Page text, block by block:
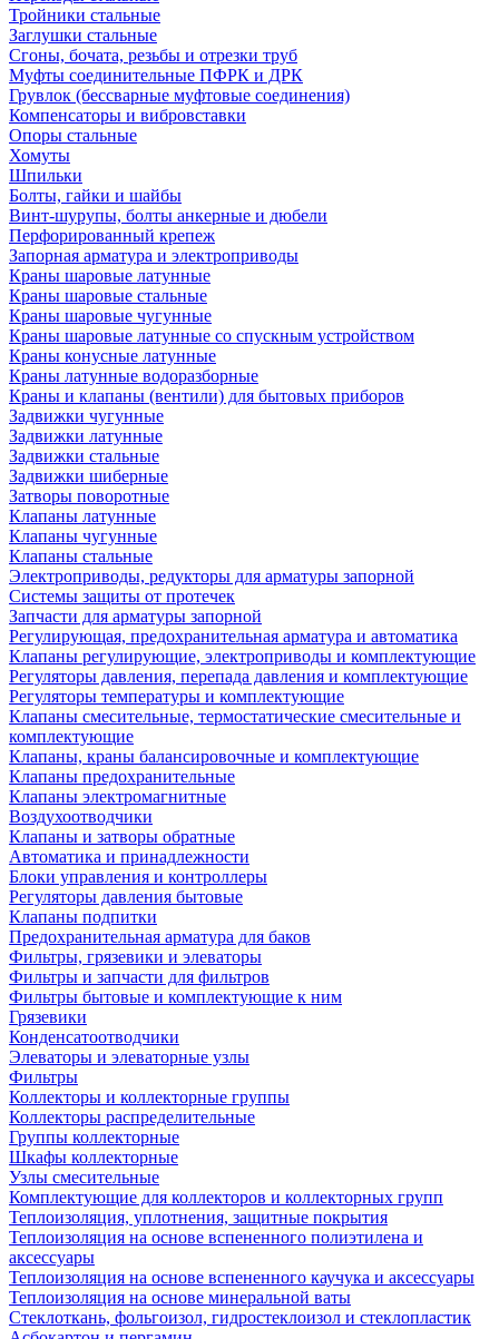
Тройники стальные
Заглушки стальные
Сгоны, бочата, резьбы и отрезки труб
Муфты соединительные ПФРК и ДРК
Грувлок (бессварные муфтовые соединения)
Компенсаторы и вибровставки
Опоры стальные
Хомуты
Шпильки
Болты, гайки и шайбы
Винт-шурупы, болты анкерные и дюбели
Перфорированный крепеж
Запорная арматура и электроприводы
Краны шаровые латунные
Краны шаровые стальные
Краны шаровые чугунные
Краны шаровые латунные со спускным устройством
Краны конусные латунные
Краны латунные водоразборные
Краны и клапаны (вентили) для бытовых приборов
Задвижки чугунные
Задвижки латунные
Задвижки стальные
Задвижки шиберные
Затворы поворотные
Клапаны латунные
Клапаны чугунные
Клапаны стальные
Электроприводы, редукторы для арматуры запорной
Системы защиты от протечек
Запчасти для арматуры запорной
Регулирующая, предохранительная арматура и автоматика
Клапаны регулирующие, электроприводы и комплектующие
Регуляторы давления, перепада давления и комплектующие
Регуляторы температуры и комплектующие
Клапаны смесительные, термостатические смесительные и
комплектующие
Клапаны, краны балансировочные и комплектующие
Клапаны предохранительные
Клапаны электромагнитные
Воздухоотводчики
Клапаны и затворы обратные
Автоматика и принадлежности
Блоки управления и контроллеры
Регуляторы давления бытовые
Клапаны подпитки
Предохранительная арматура для баков
Фильтры, грязевики и элеваторы
Фильтры и запчасти для фильтров
Фильтры бытовые и комплектующие к ним
Грязевики
Конденсатоотводчики
Элеваторы и элеваторные узлы
Фильтры
Коллекторы и коллекторные группы
Коллекторы распределительные
Группы коллекторные
Шкафы коллекторные
Узлы смесительные
Комплектующие для коллекторов и коллекторных групп
Теплоизоляция, уплотнения, защитные покрытия
Теплоизоляция на основе вспененного полиэтилена и
аксессуары
Теплоизоляция на основе вспененного каучука и аксессуары
Теплоизоляция на основе минеральной ваты
Стеклоткань, фольгоизол, гидростеклоизол и стеклопластик